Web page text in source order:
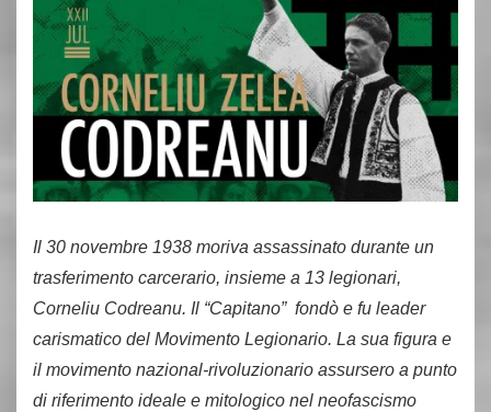
Il 30 novembre 1938 moriva assassinato durante un
trasferimento carcerario, insieme a 13 legionari,
Corneliu Codreanu. Il “Capitano” fondò e fu leader
carismatico del Movimento Legionario. La sua figura e
il movimento nazional-rivoluzionario assursero a punto
di riferimento ideale e mitologico nel neofascismo